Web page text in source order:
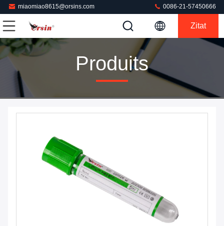
miaomiao8615@orsins.com 0086-21-57450666
Zitat
Produits